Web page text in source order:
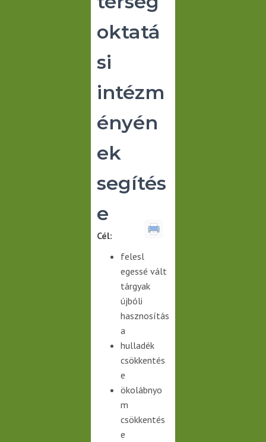
oktatá
si
intézm
ényén
ek
segítés
e
Cél:
felesl
egessé vált
tárgyak
újbóli
hasznosítás
a
hulladék
csökkentés
e
ökolábnyo
m
csökkentés
e